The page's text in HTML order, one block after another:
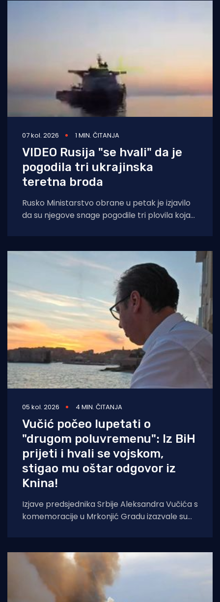
07 kol. 2026 1 MIN. ČITANJA
VIDEO Rusija "se hvali" da je
pogodila tri ukrajinska
teretna broda
Rusko Ministarstvo obrane u petak je izjavilo
da su njegove snage pogodile tri plovila koja
05 kol. 2026 4 MIN. ČITANJA
Vučić počeo lupetati o
"drugom poluvremenu": Iz BiH
prijeti i hvali se vojskom,
stigao mu oštar odgovor iz
Knina!
Izjave predsjednika Srbije Aleksandra Vučića s
komemoracije u Mrkonjić Gradu izazvale su